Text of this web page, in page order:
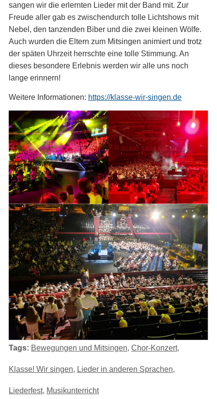
sangen wir die erlernten Lieder mit der Band mit. Zur
Freude aller gab es zwischendurch tolle Lichtshows mit
Nebel, den tanzenden Biber und die zwei kleinen Wölfe.
Auch wurden die Eltern zum Mitsingen animiert und trotz
der späten Uhrzeit herrschte eine tolle Stimmung. An
dieses besondere Erlebnis werden wir alle uns noch
lange erinnern!
Weitere Informationen: https://klasse-wir-singen.de
Tags: Bewegungen und Mitsingen, Chor-Konzert,
Klasse! Wir singen, Lieder in anderen Sprachen,
Liederfest, Musikunterricht